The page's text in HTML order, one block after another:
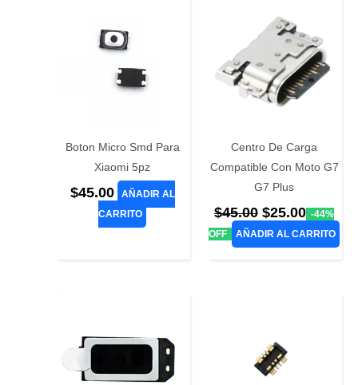
Boton Micro Smd Para
Xiaomi 5pz
$45.00
AÑADIR AL
CARRITO
Centro De Carga
Compatible Con Moto G7
G7 Plus
$45.00 El
precio
original
$25.00El
precio
actual
-44%
OFF
AÑADIR AL CARRITO